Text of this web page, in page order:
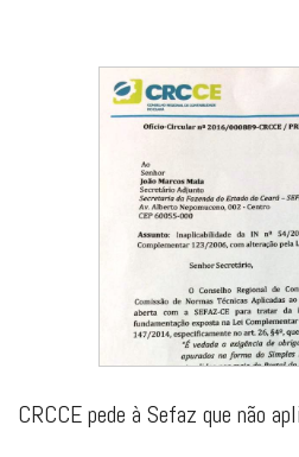
CRCCE pede à Sefaz que não